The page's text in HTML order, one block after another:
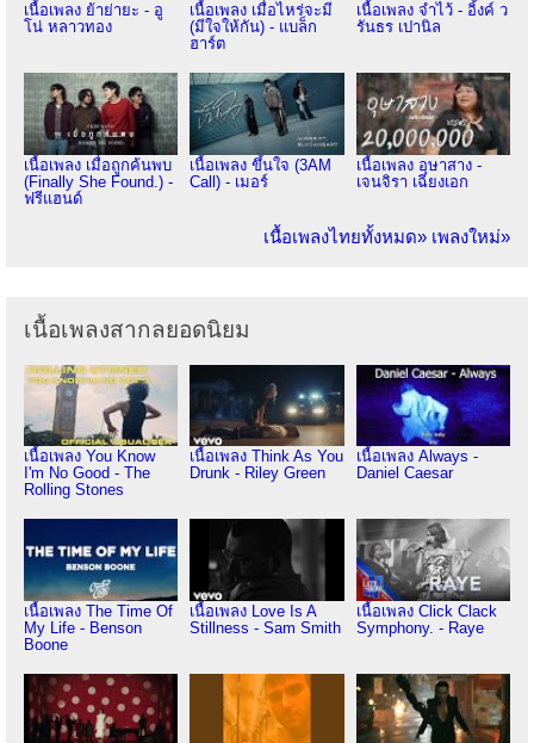
เนื้อเพลง ย้าย่ายะ - อู
โน่ หลาวทอง
เนื้อเพลง เมื่อไหร่จะมี
(มีใจให้กัน) - แบล็ก
ฮาร์ต
เนื้อเพลง จำไว้ - อิ้งค์ ว
รันธร เปานิล
เนื้อเพลง เมื่อถูกค้นพบ
(Finally She Found.) -
ฟรีแฮนด์
เนื้อเพลง ขึ้นใจ (3AM
Call) - เมอร์
เนื้อเพลง อุษาสาง -
เจนจิรา เฉียงเอก
เนื้อเพลงไทยทั้งหมด» เพลงใหม่»
เนื้อเพลงสากลยอดนิยม
เนื้อเพลง You Know
I'm No Good - The
Rolling Stones
เนื้อเพลง Think As You
Drunk - Riley Green
เนื้อเพลง Always -
Daniel Caesar
เนื้อเพลง The Time Of
My Life - Benson
Boone
เนื้อเพลง Love Is A
Stillness - Sam Smith
เนื้อเพลง Click Clack
Symphony. - Raye